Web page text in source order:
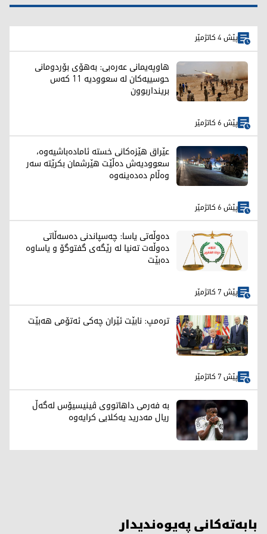
پێش 4 کاتژمێر
هاوپەیمانی عەرەبی: بەهۆی بۆردومانی
حوسییەکان لە سعوودیە 11 کەس
برینداربوون
پێش 6 کاتژمێر
عێراق هێزەکانی خستە ئامادەباشیەوە،
سعوودیەش دەڵێت هێرشمان بکرێتە سەر
وەڵام دەدەینەوە
پێش 6 کاتژمێر
دەوڵەتی یاسا: چەسپاندنی دەسەڵاتی
دەوڵەت تەنیا لە رێگەی گفتوگۆ و یاساوە
دەبێت
پێش 7 کاتژمێر
ترەمپ: نابێت ئێران چەکی ئەتۆمی هەبێت
پێش 7 کاتژمێر
بە فەرمی داهاتووی ڤینیسیۆس لەگەڵ
ریال مەدرید یەکلایی کرایەوە
بابەتەکانی پەیوەندیدار